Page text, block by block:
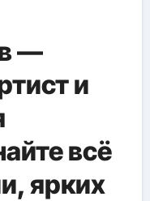
—
и
всё
ярких